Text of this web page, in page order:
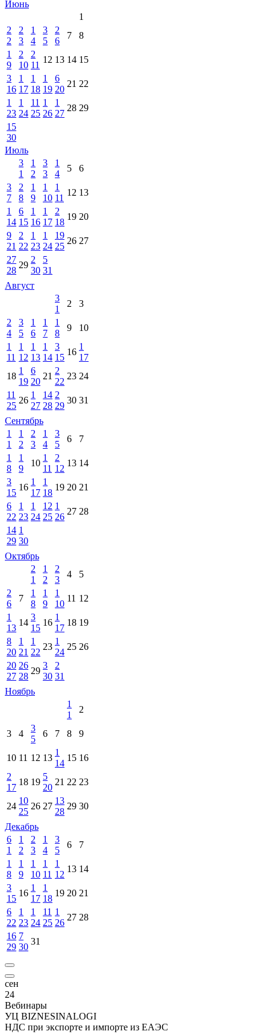
Июнь
1
2
2
2
3
1
4
3
5
2
6
7
8
1
9
2
10
2
11
12 13 14 15
3
16
1
17
1
18
1
19
6
20
21 22
1
23
1
24
11
25
1
26
1
27
28 29
15
30
Июль
3
1
1
2
3
3
1
4
5
6
3
7
2
8
1
9
1
10
1
11
12 13
1
14
6
15
1
16
1
17
2
18
19 20
9
21
2
22
1
23
1
24
19
25
26 27
27
28
29
2
30
5
31
Август
3
1
2
3
2
4
3
5
1
6
1
7
1
8
9
10
1
11
1
12
1
13
1
14
3
15
16
1
17
18
1
19
6
20
21
2
22
23 24
11
25
26
1
27
14
28
2
29
30 31
Сентябрь
1
1
1
2
2
3
1
4
3
5
6
7
1
8
1
9
10
1
11
2
12
13 14
3
15
16
1
17
1
18
19 20 21
6
22
1
23
1
24
12
25
1
26
27 28
14
29
1
30
Октябрь
2
1
1
2
2
3
4
5
2
6
7
1
8
1
9
1
10
11 12
1
13
14
3
15
16
1
17
18 19
8
20
1
21
1
22
23
1
24
25 26
20
27
26
28
29
3
30
2
31
Ноябрь
1
1
2
3 4
3
5
6 7 8 9
10 11 12 13
1
14
15 16
2
17
18 19
5
20
21 22 23
24
10
25
26 27
13
28
29 30
Декабрь
6
1
1
2
2
3
1
4
3
5
6
7
1
8
1
9
1
10
1
11
1
12
13 14
3
15
16
1
17
1
18
19 20 21
6
22
1
23
1
24
11
25
1
26
27 28
16
29
7
30
31
сен
24
Вебинары
УЦ BIZNESINALOGI
НДС при экспорте и импорте из ЕАЭС